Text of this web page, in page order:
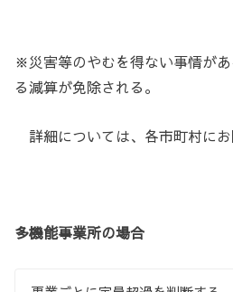
※災害等のやむを得ない事情が
る減算が免除される。
詳細については、各市町村にお
多機能事業所の場合